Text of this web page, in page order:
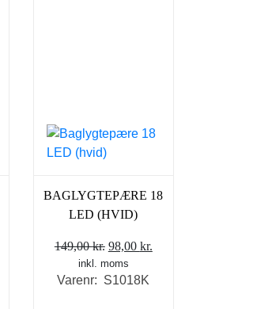
BAGLYGTEPÆRE 18
LED (HVID)
149,00kr. Den
oprindelige
pris
98,00 kr.
inkl. moms
Varenr: S1018K